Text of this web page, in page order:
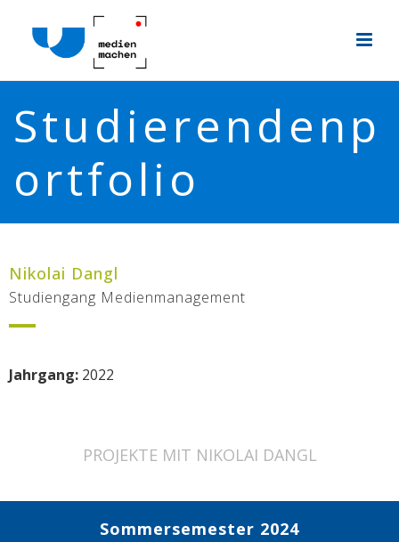
Studierendenp
ortfolio
Nikolai Dangl
Studiengang Medienmanagement
Jahrgang: 2022
PROJEKTE MIT NIKOLAI DANGL
Sommersemester 2024